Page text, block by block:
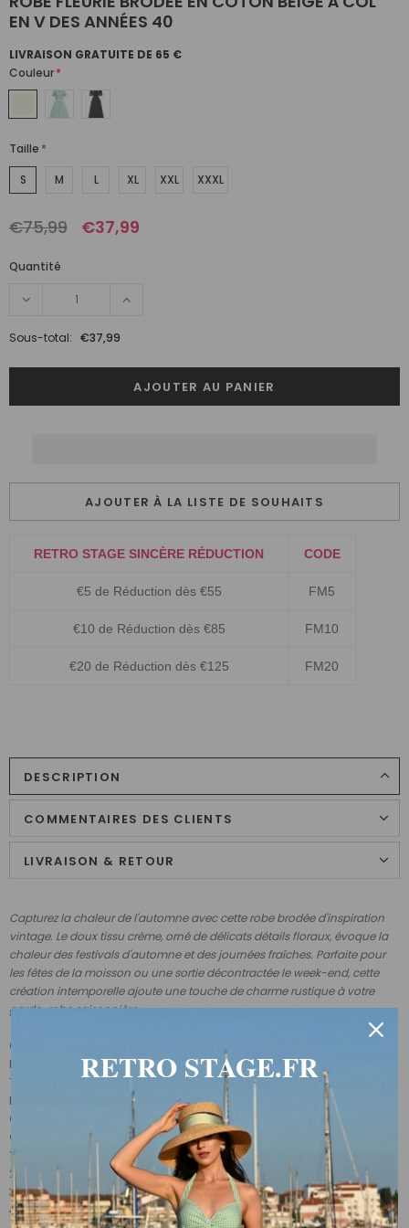
EN V DES ANNÉES 40
LIVRAISON GRATUITE DE 65 €
Couleur*
Taille *
S
M L XL XXL XXXL
€75,99 €37,99
Quantité
Sous-total: €37,99
AJOUTER À LA LISTE DE SOUHAITS
RETRO STAGE SINCÈRE RÉDUCTION CODE
€5 de Réduction dès €55 FM5
€10 de Réduction dès €85 FM10
€20 de Réduction dès €125 FM20
DESCRIPTION
COMMENTAIRES DES CLIENTS
LIVRAISON & RETOUR
Capturez la chaleur de l'automne avec cette robe brodée d'inspiration
vintage. Le doux tissu crème, orné de délicats détails floraux, évoque la
chaleur des festivals d'automne et des journées fraîches. Parfaite pour
les fêtes de la moisson ou une sortie décontractée le week-end, cette
création intemporelle ajoute une touche de charme rustique à votre
garde-robe saisonnière.
Composition : 100 % coton
Élasticité : non extensible
Type de fermeture : boutons centraux sur le devant
Longueur : sous le genou
Contenu de l'emballage : 1 robe pour femme
Conseils d'entretien :
1. Laver les couleurs foncées séparément
2. Ne pas sécher au sèche-linge
3. Repasser à l'envers
4. Ne pas blanchir
RETRO STAGE.FR